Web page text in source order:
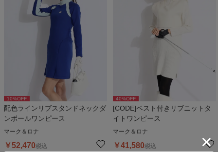
10%OFF
配色ラインリブスタンドネックダ
ンボールワンピース
マーク＆ロナ
￥52,470税込
40%OFF
[CODE]ベスト付きリブニットタ
イトワンピース
マーク＆ロナ
￥41,580税込